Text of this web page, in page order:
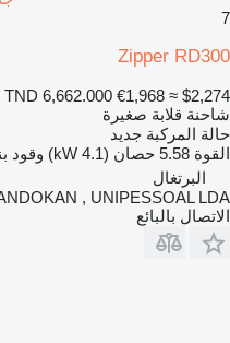
7
Zipper RD300
TND 6,662.000 €1,968 ≈ $2,274
شاحنة قلابة صغيرة
حالة المركبة جديد
القوة 5.58 حصان (4.1 kW) وقود
البرتغال
, UNIPESSOAL LDA
الاتصال بالبائع